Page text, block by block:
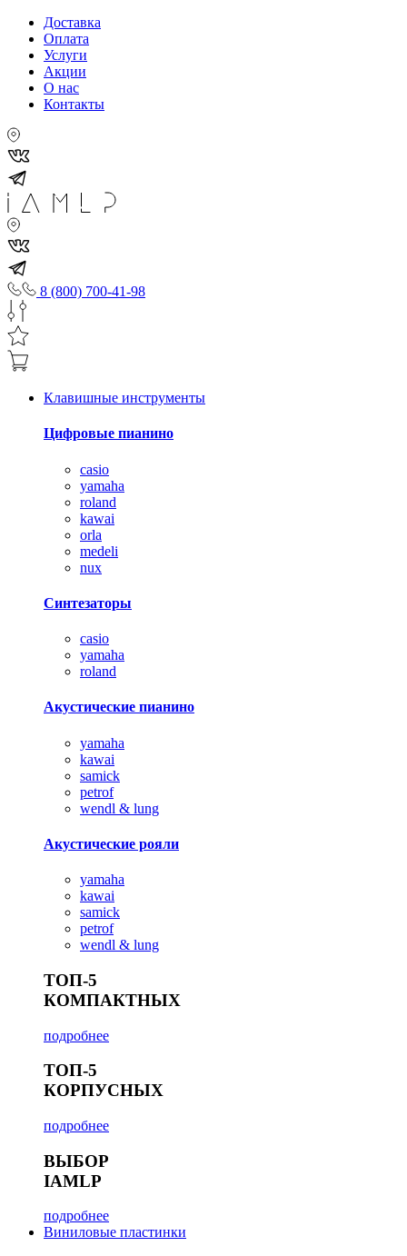
Доставка
Оплата
Услуги
Акции
О нас
Контакты
8 (800) 700-41-98
Клавишные инструменты
Цифровые пианино
casio
yamaha
roland
kawai
orla
medeli
nux
Синтезаторы
casio
yamaha
roland
Акустические пианино
yamaha
kawai
samick
petrof
wendl & lung
Акустические рояли
yamaha
kawai
samick
petrof
wendl & lung
ТОП-5
КОМПАКТНЫХ
подробнее
ТОП-5
КОРПУСНЫХ
подробнее
ВЫБОР
IAMLP
подробнее
Виниловые пластинки